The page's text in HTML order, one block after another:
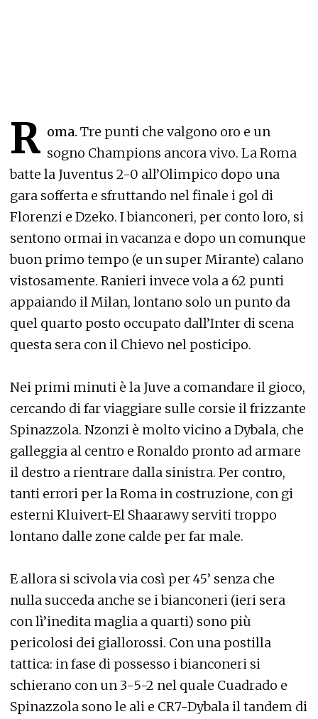
R oma. Tre punti che valgono oro e un
sogno Champions ancora vivo. La Roma
batte la Juventus 2-0 all’Olimpico dopo una
gara sofferta e sfruttando nel finale i gol di
Florenzi e Dzeko. I bianconeri, per conto loro, si
sentono ormai in vacanza e dopo un comunque
buon primo tempo (e un super Mirante) calano
vistosamente. Ranieri invece vola a 62 punti
appaiando il Milan, lontano solo un punto da
quel quarto posto occupato dall’Inter di scena
questa sera con il Chievo nel posticipo.
Nei primi minuti è la Juve a comandare il gioco,
cercando di far viaggiare sulle corsie il frizzante
Spinazzola. Nzonzi è molto vicino a Dybala, che
galleggia al centro e Ronaldo pronto ad armare
il destro a rientrare dalla sinistra. Per contro,
tanti errori per la Roma in costruzione, con gi
esterni Kluivert-El Shaarawy serviti troppo
lontano dalle zone calde per far male.
E allora si scivola via così per 45’ senza che
nulla succeda anche se i bianconeri (ieri sera
con lì’inedita maglia a quarti) sono più
pericolosi dei giallorossi. Con una postilla
tattica: in fase di possesso i bianconeri si
schierano con un 3-5-2 nel quale Cuadrado e
Spinazzola sono le ali e CR7-Dybala il tandem di